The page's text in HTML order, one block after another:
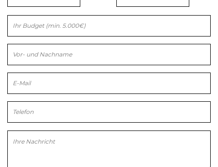
Bitte lasse dieses Feld leer.
Bitte lasse dieses Feld leer.